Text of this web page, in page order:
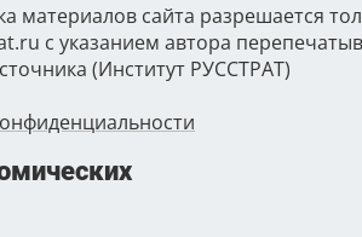
материалов сайта разрешается
с указанием автора
(Институт РУССТРАТ)